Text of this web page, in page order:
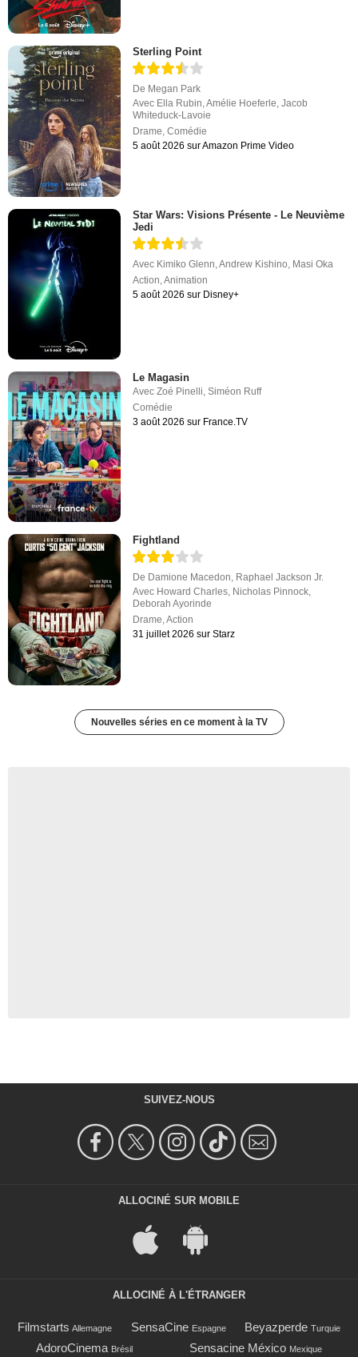
Sterling Point
De Megan Park
Avec Ella Rubin,Amélie Hoeferle,Jacob
Whiteduck-Lavoie
Drame,Comédie
5 août 2026 sur Amazon Prime Video
Star Wars: Visions Présente - Le Neuvième
Jedi
Avec Kimiko Glenn ,Andrew Kishino Masi Oka
Action ,Animation
5 août 2026 sur Disney+
Le Magasin
AvecZoé Pinelli,Siméon Ruff
Comédie
3 août 2026 sur France.TV
Fightland
De Damione Macedon, Raphael Jackson Jr.
Avec Howard Charles, Nicholas Pinnock,
Deborah Ayorinde
Drame,Action
31 juillet 2026 sur Starz
Nouvelles séries en ce moment à la TV
SUIVEZ-NOUS
ALLOCINÉ SUR MOBILE
ALLOCINÉ À L'ÉTRANGER
Filmstarts Allemagne SensaCine Espagne Beyazperde Turquie
AdoroCinema Brésil Sensacine México Mexique